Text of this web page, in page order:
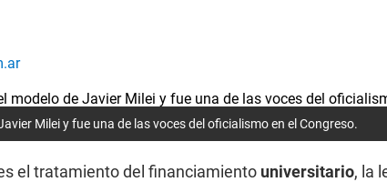
Milei y fue una de las voces del oficialismo en el Congreso.
el tratamiento del financiamiento universitario, la